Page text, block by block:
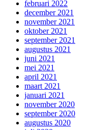
februari 2022
december 2021
november 2021
oktober 2021
september 2021
augustus 2021
juni 2021
mei 2021
april 2021
maart 2021
januari 2021
november 2020
september 2020
augustus 2020